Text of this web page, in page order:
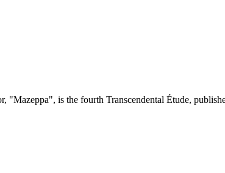
is the fourth Transcendental Étude,